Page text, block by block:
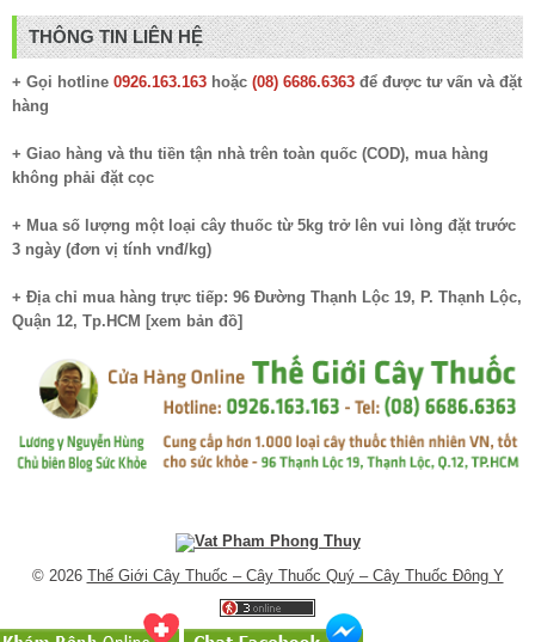
THÔNG TIN LIÊN HỆ
+ Gọi hotline 0926.163.163 hoặc (08) 6686.6363 để được tư vấn và đặt
hàng
+ Giao hàng và thu tiền tận nhà trên toàn quốc (COD), mua hàng
không phải đặt cọc
+ Mua số lượng một loại cây thuốc từ 5kg trở lên vui lòng đặt trước
3 ngày (đơn vị tính vnđ/kg)
+ Địa chỉ mua hàng trực tiếp: 96 Đường Thạnh Lộc 19, P. Thạnh Lộc,
Quận 12, Tp.HCM [xem bản đồ]
© 2026 Thế Giới Cây Thuốc – Cây Thuốc Quý – Cây Thuốc Đông Y